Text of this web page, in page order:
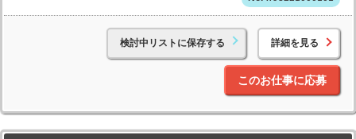
検討中リストに保存する 詳細を見る
このお仕事に応募